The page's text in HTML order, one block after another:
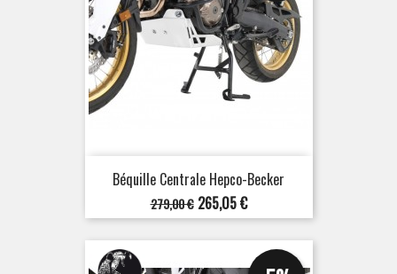
Béquille Centrale Hepco-Becker
Prix
de
base
279,00 € Prix
265,05 €